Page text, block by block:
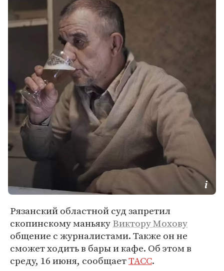
Рязанский областной суд запретил
скопинскому маньякуВиктору Мохову
общение с журналистами. Также он не
сможет ходить в бары и кафе. Об этом в
среду, 16 июня, сообщаетТАСС.